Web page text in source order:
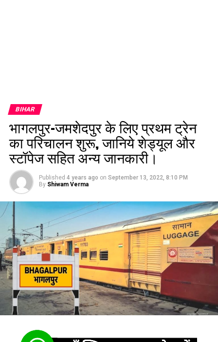
BIHAR
भागलपुर-जमशेदपुर के लिए प्रथम ट्रेन
का परिचालन शुरू, जानिये शेड्यूल और
स्टॉपेज सहित अन्य जानकारी।
Published 4 years ago on September 13, 2022, 8:10 PM
By Shiwam Verma